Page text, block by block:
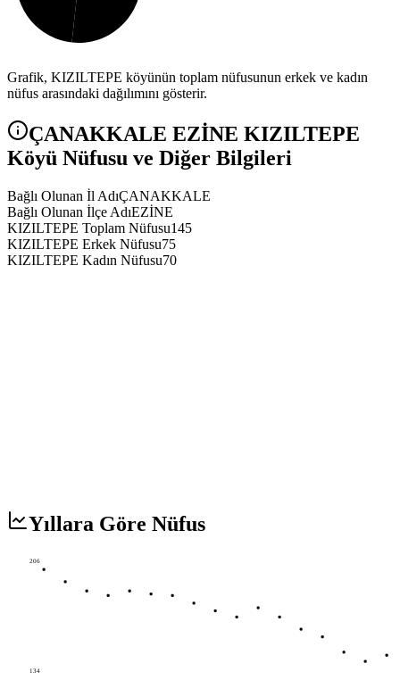
Grafik, KIZILTEPE köyünün toplam nüfusunun erkek ve kadın
nüfus arasındaki dağılımını gösterir.
ÇANAKKALE EZİNE KIZILTEPE
Köyü Nüfusu ve Diğer Bilgileri
Bağlı Olunan İl AdıÇANAKKALE
Bağlı Olunan İlçe AdıEZİNE
KIZILTEPE Toplam Nüfusu145
KIZILTEPE Erkek Nüfusu75
KIZILTEPE Kadın Nüfusu70
Yıllara Göre Nüfus
206
134